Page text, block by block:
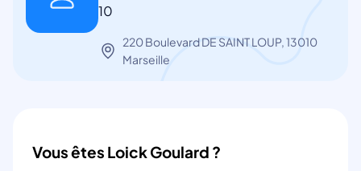
10
220 Boulevard DE SAINT LOUP, 13010
Marseille
Vous êtes Loick Goulard ?